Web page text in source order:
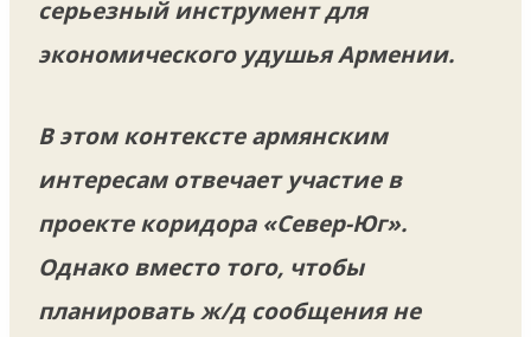
серьезный инструмент для
экономического удушья Армении.
В этом контексте армянским
интересам отвечает участие в
проекте коридора «Север-Юг».
Однако вместо того, чтобы
планировать ж/д сообщения не